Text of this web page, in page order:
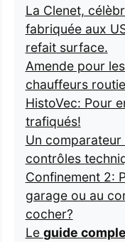
La Clenet,
fabriquée aux
refait surface.
Amende pour
chauffeurs
HistoVec: Pour
trafiqués!
Un
contrôles
Confinement 2:
garage ou au
cocher?
Le guide